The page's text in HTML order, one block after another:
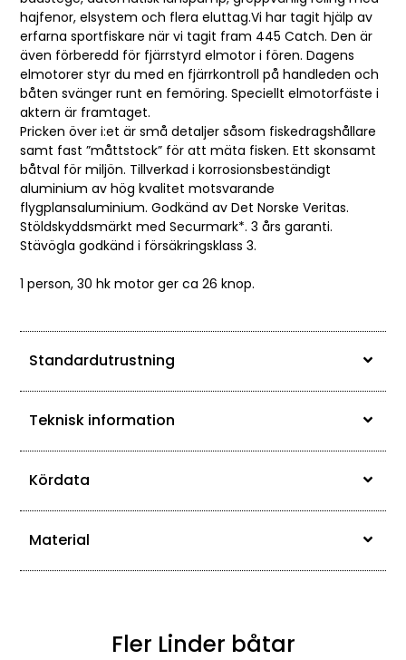
hajfenor, elsystem och flera eluttag.Vi har tagit hjälp av
erfarna sportfiskare när vi tagit fram 445 Catch. Den är
även förberedd för fjärrstyrd elmotor i fören. Dagens
elmotorer styr du med en fjärrkontroll på handleden och
båten svänger runt en femöring. Speciellt elmotorfäste i
aktern är framtaget.
Pricken över i:et är små detaljer såsom fiskedragshållare
samt fast ”måttstock” för att mäta fisken. Ett skonsamt
båtval för miljön. Tillverkad i korrosionsbeständigt
aluminium av hög kvalitet motsvarande
flygplansaluminium. Godkänd av Det Norske Veritas.
Stöldskyddsmärkt med Securmark*. 3 års garanti.
Stävögla godkänd i försäkringsklass 3.
1 person, 30 hk motor ger ca 26 knop.
Standardutrustning
Teknisk information
Kördata
Material
Fler Linder båtar